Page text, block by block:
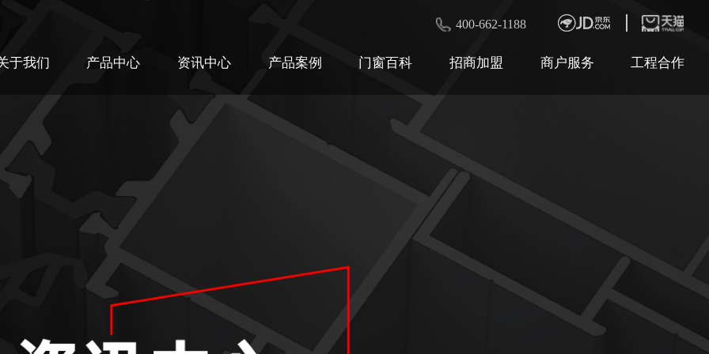
400-662-1188
于我们 产品中心 资讯中心 产品案例 门窗百科 招商加盟 商户服务 工程合作